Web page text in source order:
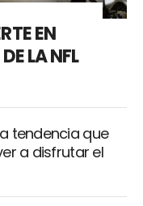
EN
LA NFL
tendencia que
a disfrutar el